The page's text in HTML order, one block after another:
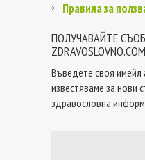
Правила за
ПОЛУЧАВАЙТЕ
ZDRAVOSLOVNO.COM
Въведете своя имейл
известяваме за нови
здравословна